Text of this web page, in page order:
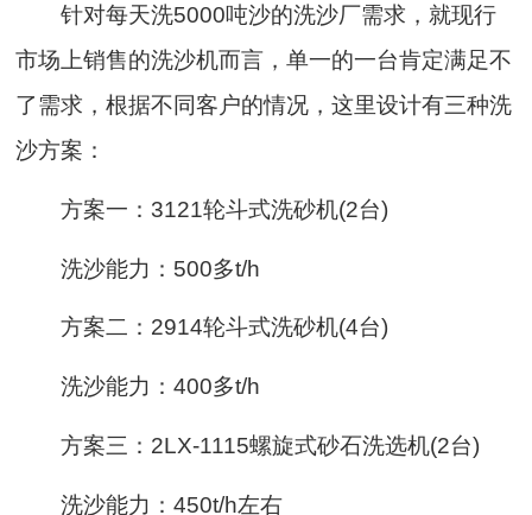
针对每天洗5000吨沙的洗沙厂需求，就现行
市场上销售的洗沙机而言，单一的一台肯定满足不
了需求，根据不同客户的情况，这里设计有三种洗
沙方案：
方案一：3121轮斗式洗砂机(2台)
洗沙能力：500多t/h
方案二：2914轮斗式洗砂机(4台)
洗沙能力：400多t/h
方案三：2LX-1115螺旋式砂石洗选机(2台)
洗沙能力：450t/h左右